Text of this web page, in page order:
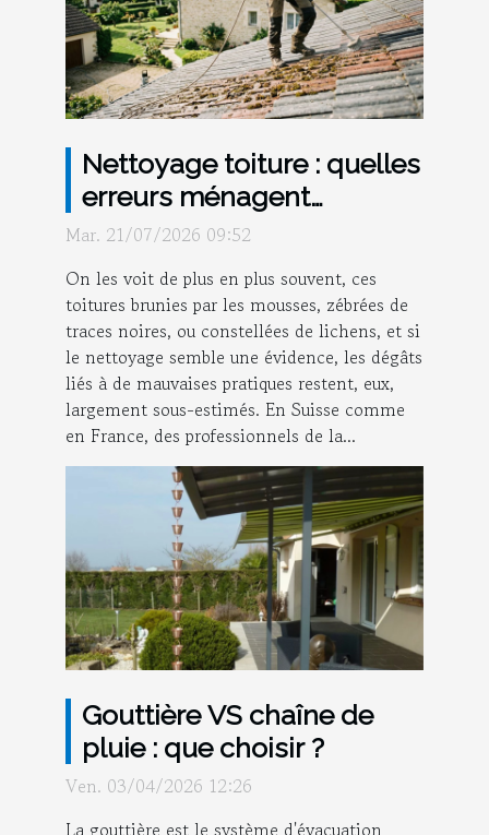
Nettoyage toiture : quelles
erreurs ménagent
vraiment votre maison ?
Mar. 21/07/2026 09:52
On les voit de plus en plus souvent, ces
toitures brunies par les mousses, zébrées de
traces noires, ou constellées de lichens, et si
le nettoyage semble une évidence, les dégâts
liés à de mauvaises pratiques restent, eux,
largement sous-estimés. En Suisse comme
en France, des professionnels de la...
Gouttière VS chaîne de
pluie : que choisir ?
Ven. 03/04/2026 12:26